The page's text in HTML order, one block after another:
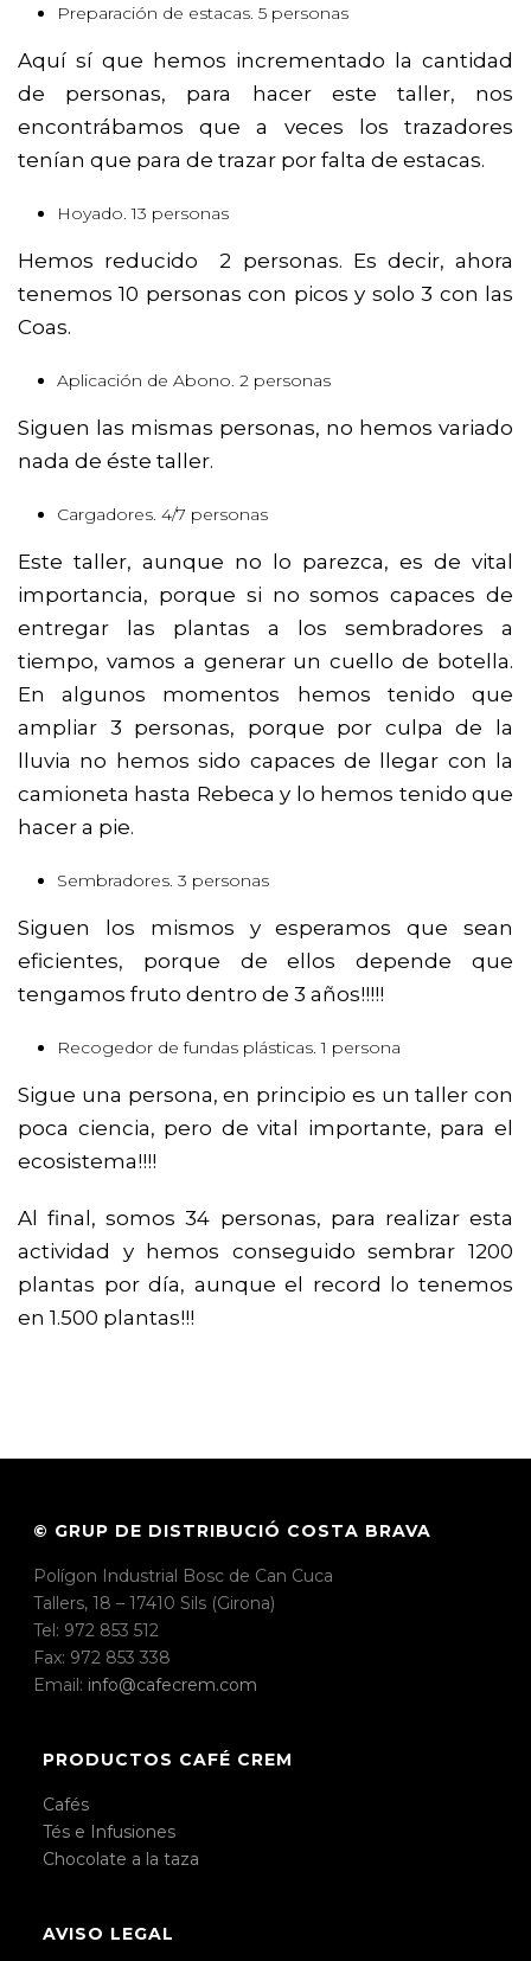
Preparación de estacas. 5 personas
Aquí sí que hemos incrementado la cantidad
de personas, para hacer este taller, nos
encontrábamos que a veces los trazadores
tenían que para de trazar por falta de estacas.
Hoyado. 13 personas
Hemos reducido 2 personas. Es decir, ahora
tenemos 10 personas con picos y solo 3 con las
Coas.
Aplicación de Abono. 2 personas
Siguen las mismas personas, no hemos variado
nada de éste taller.
Cargadores. 4/7 personas
Este taller, aunque no lo parezca, es de vital
importancia, porque si no somos capaces de
entregar las plantas a los sembradores a
tiempo, vamos a generar un cuello de botella.
En algunos momentos hemos tenido que
ampliar 3 personas, porque por culpa de la
lluvia no hemos sido capaces de llegar con la
camioneta hasta Rebeca y lo hemos tenido que
hacer a pie.
Sembradores. 3 personas
Siguen los mismos y esperamos que sean
eficientes, porque de ellos depende que
tengamos fruto dentro de 3 años!!!!!
Recogedor de fundas plásticas. 1 persona
Sigue una persona, en principio es un taller con
poca ciencia, pero de vital importante, para el
ecosistema!!!!
Al final, somos 34 personas, para realizar esta
actividad y hemos conseguido sembrar 1200
plantas por día, aunque el record lo tenemos
en 1.500 plantas!!!
© GRUP DE DISTRIBUCIÓ COSTA BRAVA
Polígon Industrial Bosc de Can Cuca
Tallers, 18 – 17410 Sils (Girona)
Tel: 972 853 512
Fax: 972 853 338
Email: info@cafecrem.com
PRODUCTOS CAFÉ CREM
Cafés
Tés e Infusiones
Chocolate a la taza
AVISO LEGAL